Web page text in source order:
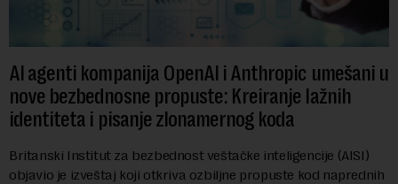
AI agenti kompanija OpenAI i Anthropic umešani u
nove bezbednosne propuste: Kreiranje lažnih
identiteta i pisanje zlonamernog koda
Britanski Institut za bezbednost veštačke inteligencije (AISI)
objavio je izveštaj koji otkriva ozbiljne propuste kod naprednih